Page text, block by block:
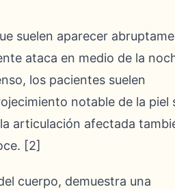
suelen aparecer
ataca en medio de la
los pacientes suelen
notable de la piel
articulación afectada
[2]
cuerpo, demuestra una